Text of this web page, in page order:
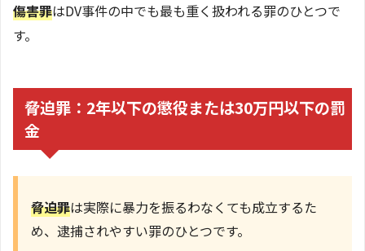
傷害罪はDV事件の中でも最も重く扱われる罪のひとつで
す。
脅迫罪：2年以下の懲役または30万円以下の罰
金
脅迫罪は実際に暴力を振るわなくても成立するた
め、逮捕されやすい罪のひとつです。